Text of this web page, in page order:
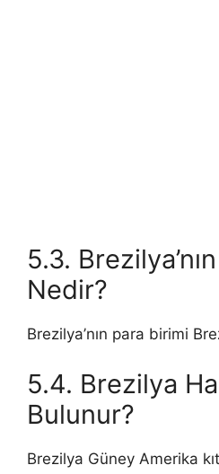
5.3.
Nedir?
Brezilya’nın para birimi
5.4. Brezilya
Bulunur?
Brezilya Güney Amerika